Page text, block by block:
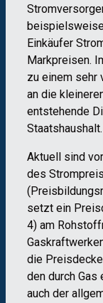
Stromv
Einkäufer
Markpreisen. I
zu einem sehr
an die
entstehende
Staatshaushalt.
Aktuell sind
des
(Preisbil
setzt ein P
4) am
Gask
die Preis
den durch Gas
auch der